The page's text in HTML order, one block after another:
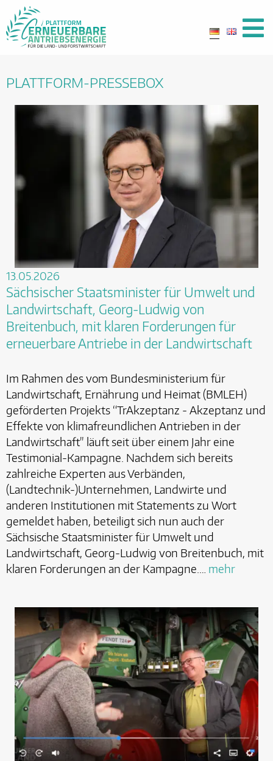
PLATTFORM-PRESSEBOX
13.05.2026
Sächsischer Staatsminister für Umwelt und
Landwirtschaft, Georg-Ludwig von
Breitenbuch, mit klaren Forderungen für
erneuerbare Antriebe in der Landwirtschaft
Im Rahmen des vom Bundesministerium für
Landwirtschaft, Ernährung und Heimat (BMLEH)
geförderten Projekts “TrAkzeptanz - Akzeptanz und
Effekte von klimafreundlichen Antrieben in der
Landwirtschaft" läuft seit über einem Jahr eine
Testimonial-Kampagne. Nachdem sich bereits
zahlreiche Experten aus Verbänden,
(Landtechnik-)Unternehmen, Landwirte und
anderen Institutionen mit Statements zu Wort
gemeldet haben, beteiligt sich nun auch der
Sächsische Staatsminister für Umwelt und
Landwirtschaft, Georg-Ludwig von Breitenbuch, mit
klaren Forderungen an der Kampagne.… mehr